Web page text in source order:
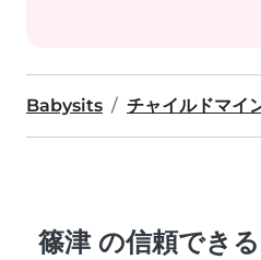
Babysits チャイルドマイ
篠津 の信頼でき